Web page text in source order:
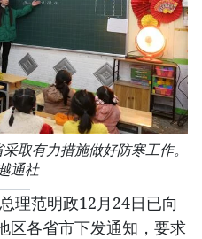
取有力措施做好防寒工作。
通社
范明政12月24日已向
区各省市下发通知，要求